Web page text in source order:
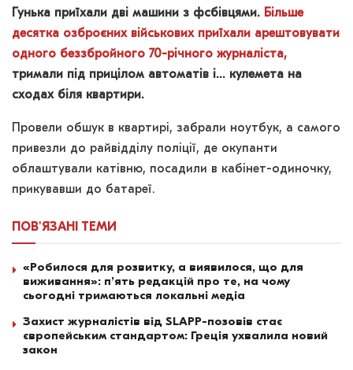
Гунька приїхали дві машини з фсбівцями. Більше
десятка озброєних військових приїхали арештовувати
одного беззбройного 70-річного журналіста,
тримали під прицілом автоматів і… кулемета на
сходах біля квартири.
Провели обшук в квартирі, забрали ноутбук, а самого
привезли до райвідділу поліції, де окупанти
облаштували катівню, посадили в кабінет-одиночку,
прикувавши до батареї.
ПОВ'ЯЗАНІ ТЕМИ
«Робилося для розвитку, а виявилося, що для
виживання»: п’ять редакцій про те, на чому
сьогодні тримаються локальні медіа
Захист журналістів від SLAPP-позовів стає
європейським стандартом: Греція ухвалила новий
закон